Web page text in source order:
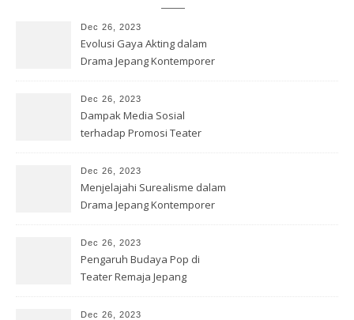
Dec 26, 2023
Evolusi Gaya Akting dalam
Drama Jepang Kontemporer
Dec 26, 2023
Dampak Media Sosial
terhadap Promosi Teater
Dec 26, 2023
Menjelajahi Surealisme dalam
Drama Jepang Kontemporer
Dec 26, 2023
Pengaruh Budaya Pop di
Teater Remaja Jepang
Dec 26, 2023